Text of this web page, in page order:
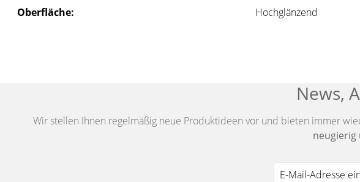
Oberfläche:
Hochglänzend
News,
Wir stellen Ihnen regelmäßig neue Produktideen vor und bieten immer
neugierig